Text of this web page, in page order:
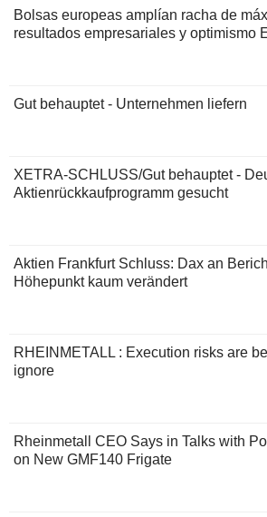
Bolsas europeas amplían racha de
resultados empresariales y optimismo
Gut behauptet - Unternehmen liefern
XETRA-SCHLUSS/Gut behauptet -
Aktienrückkaufprogramm gesucht
Aktien Frankfurt Schluss: Dax an
Höhepunkt kaum verändert
RHEINMETALL : Execution risks are
ignore
Rheinmetall CEO Says in Talks with
on New GMF140 Frigate